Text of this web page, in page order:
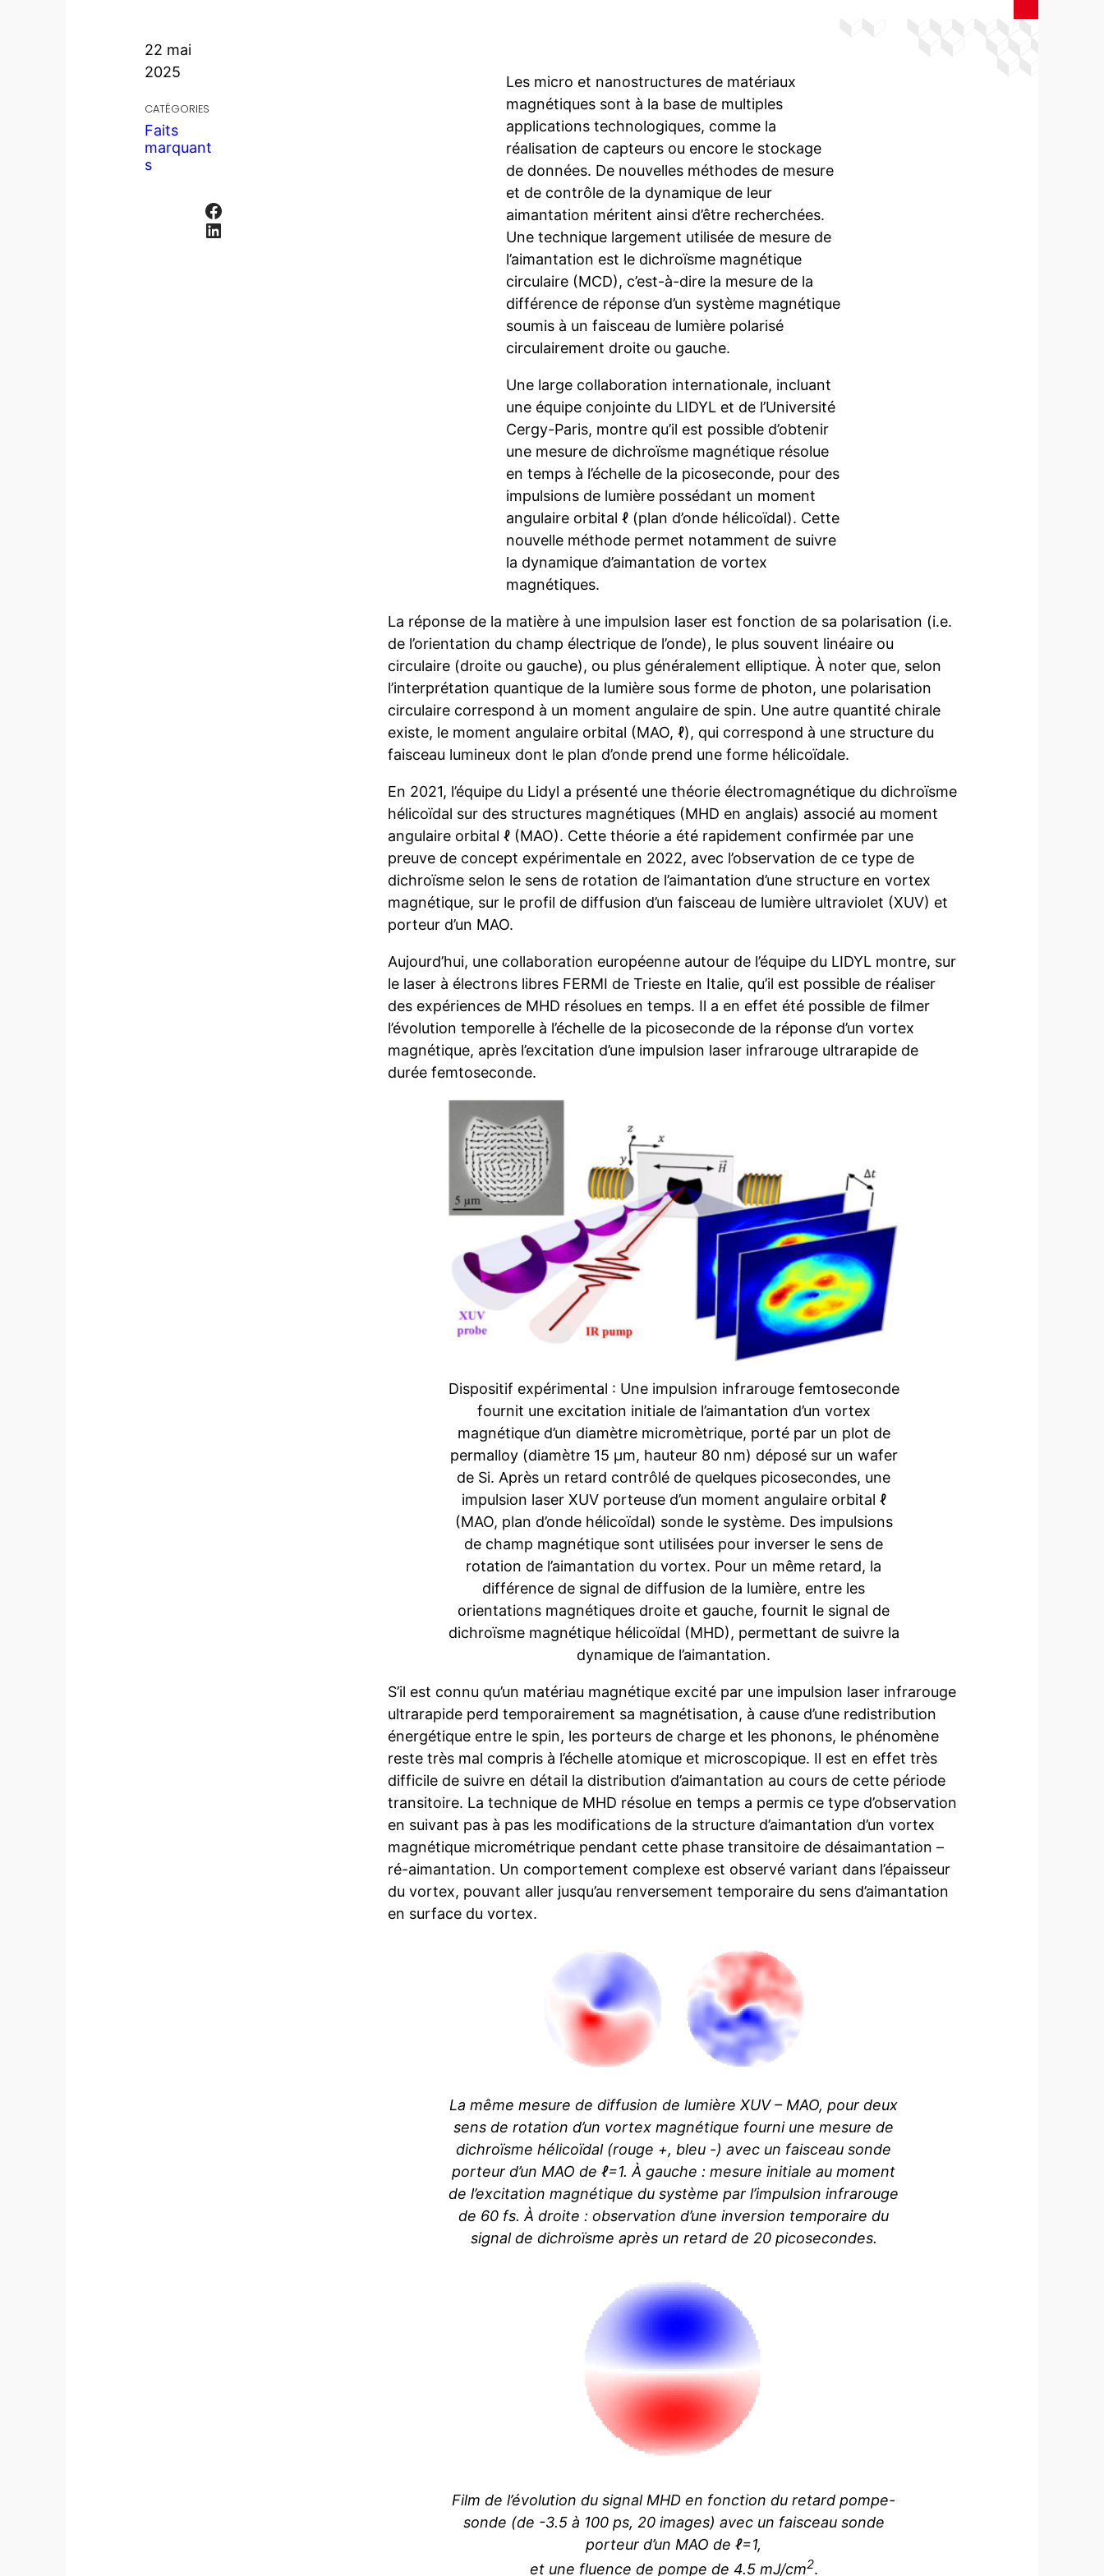
22 mai
2025
CATÉGORIES
Faits
marquant
s
Facebook
LinkedIn
Les micro et nanostructures de matériaux
magnétiques sont à la base de multiples
applications technologiques, comme la
réalisation de capteurs ou encore le stockage
de données. De nouvelles méthodes de mesure
et de contrôle de la dynamique de leur
aimantation méritent ainsi d’être recherchées.
Une technique largement utilisée de mesure de
l’aimantation est le dichroïsme magnétique
circulaire (MCD), c’est-à-dire la mesure de la
différence de réponse d’un système magnétique
soumis à un faisceau de lumière polarisé
circulairement droite ou gauche.
Une large collaboration internationale, incluant
une équipe conjointe du LIDYL et de l’Université
Cergy-Paris, montre qu’il est possible d’obtenir
une mesure de dichroïsme magnétique résolue
en temps à l’échelle de la picoseconde, pour des
impulsions de lumière possédant un moment
angulaire orbital ℓ (plan d’onde hélicoïdal). Cette
nouvelle méthode permet notamment de suivre
la dynamique d’aimantation de vortex
magnétiques.
La réponse de la matière à une impulsion laser est fonction de sa polarisation (i.e.
de l’orientation du champ électrique de l’onde), le plus souvent linéaire ou
circulaire (droite ou gauche), ou plus généralement elliptique. À noter que, selon
l’interprétation quantique de la lumière sous forme de photon, une polarisation
circulaire correspond à un moment angulaire de spin. Une autre quantité chirale
existe, le moment angulaire orbital (MAO, ℓ), qui correspond à une structure du
faisceau lumineux dont le plan d’onde prend une forme hélicoïdale.
En 2021, l’équipe du Lidyl a présenté une théorie électromagnétique du dichroïsme
hélicoïdal sur des structures magnétiques (MHD en anglais) associé au moment
angulaire orbital ℓ (MAO). Cette théorie a été rapidement confirmée par une
preuve de concept expérimentale en 2022, avec l’observation de ce type de
dichroïsme selon le sens de rotation de l’aimantation d’une structure en vortex
magnétique, sur le profil de diffusion d’un faisceau de lumière ultraviolet (XUV) et
porteur d’un MAO.
Aujourd’hui, une collaboration européenne autour de l’équipe du LIDYL montre, sur
le laser à électrons libres FERMI de Trieste en Italie, qu’il est possible de réaliser
des expériences de MHD résolues en temps. Il a en effet été possible de filmer
l’évolution temporelle à l’échelle de la picoseconde de la réponse d’un vortex
magnétique, après l’excitation d’une impulsion laser infrarouge ultrarapide de
durée femtoseconde.
Dispositif expérimental : Une impulsion infrarouge femtoseconde
fournit une excitation initiale de l’aimantation d’un vortex
magnétique d’un diamètre micromètrique, porté par un plot de
permalloy (diamètre 15 µm, hauteur 80 nm) déposé sur un wafer
de Si. Après un retard contrôlé de quelques picosecondes, une
impulsion laser XUV porteuse d’un moment angulaire orbital ℓ
(MAO, plan d’onde hélicoïdal) sonde le système. Des impulsions
de champ magnétique sont utilisées pour inverser le sens de
rotation de l’aimantation du vortex. Pour un même retard, la
différence de signal de diffusion de la lumière, entre les
orientations magnétiques droite et gauche, fournit le signal de
dichroïsme magnétique hélicoïdal (MHD), permettant de suivre la
dynamique de l’aimantation.
S’il est connu qu’un matériau magnétique excité par une impulsion laser infrarouge
ultrarapide perd temporairement sa magnétisation, à cause d’une redistribution
énergétique entre le spin, les porteurs de charge et les phonons, le phénomène
reste très mal compris à l’échelle atomique et microscopique. Il est en effet très
difficile de suivre en détail la distribution d’aimantation au cours de cette période
transitoire. La technique de MHD résolue en temps a permis ce type d’observation
en suivant pas à pas les modifications de la structure d’aimantation d’un vortex
magnétique micrométrique pendant cette phase transitoire de désaimantation –
ré-aimantation. Un comportement complexe est observé variant dans l’épaisseur
du vortex, pouvant aller jusqu’au renversement temporaire du sens d’aimantation
en surface du vortex.
La même mesure de diffusion de lumière XUV – MAO, pour deux
sens de rotation d’un vortex magnétique fourni une mesure de
dichroïsme hélicoïdal (rouge +, bleu -) avec un faisceau sonde
porteur d’un MAO de ℓ=1. À gauche : mesure initiale au moment
de l’excitation magnétique du système par l’impulsion infrarouge
de 60 fs. À droite : observation d’une inversion temporaire du
signal de dichroïsme après un retard de 20 picosecondes.
Film de l’évolution du signal MHD en fonction du retard pompe-
sonde (de -3.5 à 100 ps, 20 images) avec un faisceau sonde
porteur d’un MAO de ℓ=1,
et une fluence de pompe de 4.5 mJ/cm2.